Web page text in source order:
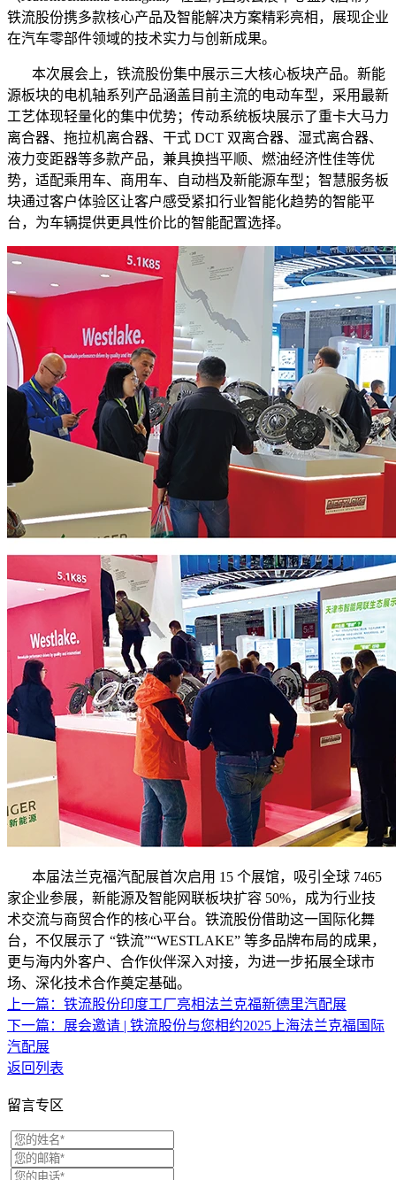
铁流股份携多款核心产品及智能解决方案精彩亮相，展现企业
在汽车零部件领域的技术实力与创新成果。
本次展会上，铁流股份集中展示三大核心板块产品。新能
源板块的电机轴系列产品涵盖目前主流的电动车型，采用最新
工艺体现轻量化的集中优势；传动系统板块展示了重卡大马力
离合器、拖拉机离合器、干式 DCT 双离合器、湿式离合器、
液力变距器等多款产品，兼具换挡平顺、燃油经济性佳等优
势，适配乘用车、商用车、自动档及新能源车型；智慧服务板
块通过客户体验区让客户感受紧扣行业智能化趋势的智能平
台，为车辆提供更具性价比的智能配置选择。
本届法兰克福汽配展首次启用 15 个展馆，吸引全球 7465
家企业参展，新能源及智能网联板块扩容 50%，成为行业技
术交流与商贸合作的核心平台。铁流股份借助这一国际化舞
台，不仅展示了 “铁流”“WESTLAKE” 等多品牌布局的成果，
更与海内外客户、合作伙伴深入对接，为进一步拓展全球市
场、深化技术合作奠定基础。
上一篇：铁流股份印度工厂亮相法兰克福新德里汽配展
下一篇：展会邀请 | 铁流股份与您相约2025上海法兰克福国际
汽配展
返回列表
留言专区